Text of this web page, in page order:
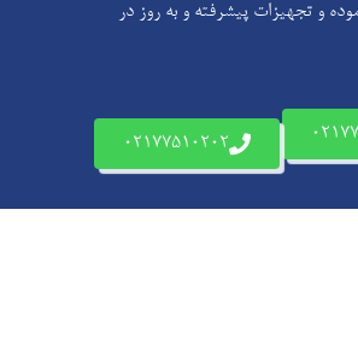
و تجهیزات پیشرفته و به‌ روز در
02177510202